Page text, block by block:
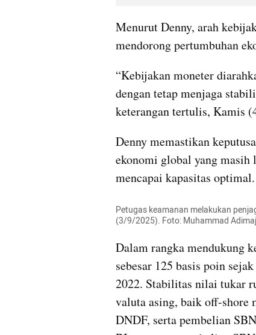
Menurut Denny, arah
mendorong pertumbuhan
“Kebijakan moneter
dengan tetap menjaga
keterangan tertulis, Kamis
Denny memastikan
ekonomi global yang masih
mencapai kapasitas optimal.
Petugas keamanan melakukan
(3/9/2025). Foto: Muhammad
Dalam rangka mendukung
sebesar 125 basis poin
2022. Stabilitas nilai tukar
valuta asing, baik off-shore
DNDF, serta pembelian